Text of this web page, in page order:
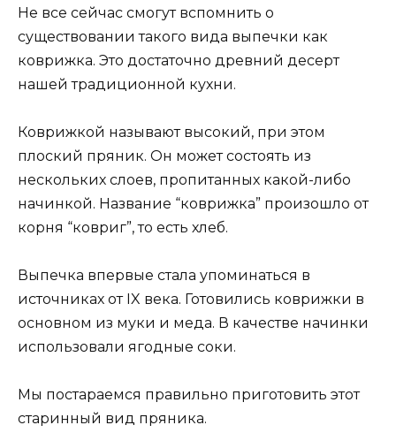
Не все сейчас смогут вспомнить о
существовании такого вида выпечки как
коврижка. Это достаточно древний десерт
нашей традиционной кухни.
Коврижкой называют высокий, при этом
плоский пряник. Он может состоять из
нескольких слоев, пропитанных какой-либо
начинкой. Название “коврижка” произошло от
корня “ковриг”, то есть хлеб.
Выпечка впервые стала упоминаться в
источниках от IX века. Готовились коврижки в
основном из муки и меда. В качестве начинки
использовали ягодные соки.
Мы постараемся правильно приготовить этот
старинный вид пряника.